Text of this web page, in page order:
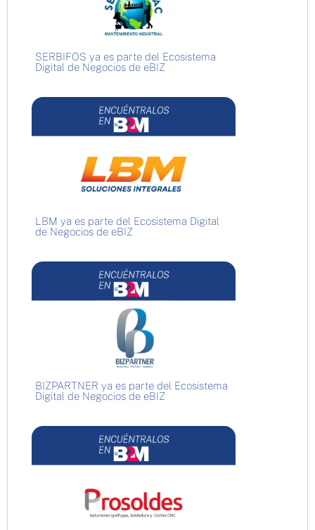
SERBIFOS ya es parte del Ecosistema
Digital de Negocios de eBIZ
LBM ya es parte del Ecosistema Digital
de Negocios de eBIZ
BIZPARTNER ya es parte del Ecosistema
Digital de Negocios de eBIZ